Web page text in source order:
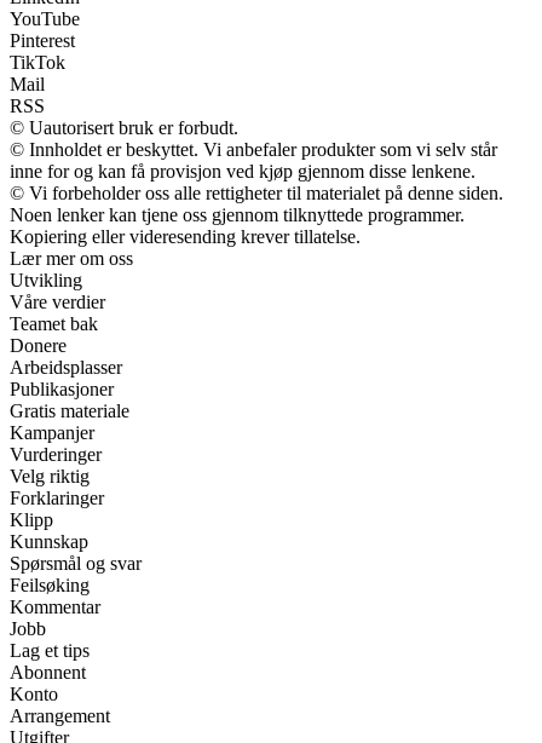
YouTube
Pinterest
TikTok
Mail
RSS
© Uautorisert bruk er forbudt.
© Innholdet er beskyttet. Vi anbefaler produkter som vi selv står
inne for og kan få provisjon ved kjøp gjennom disse lenkene.
© Vi forbeholder oss alle rettigheter til materialet på denne siden.
Noen lenker kan tjene oss gjennom tilknyttede programmer.
Kopiering eller videresending krever tillatelse.
Lær mer om oss
Utvikling
Våre verdier
Teamet bak
Donere
Arbeidsplasser
Publikasjoner
Gratis materiale
Kampanjer
Vurderinger
Velg riktig
Forklaringer
Klipp
Kunnskap
Spørsmål og svar
Feilsøking
Kommentar
Jobb
Lag et tips
Abonnent
Konto
Arrangement
Utgifter